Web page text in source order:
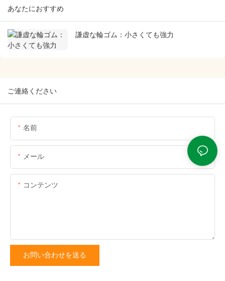
あなたにおすすめ
謙虚な輪ゴム：小さくても強力
ご連絡ください
名前
メール
コンテンツ
お問い合わせを送る